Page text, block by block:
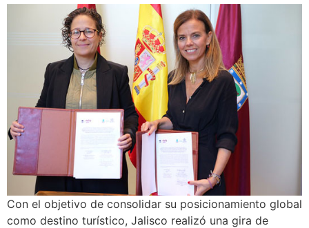
Con el objetivo de consolidar su posicionamiento global
como destino turístico, Jalisco realizó una gira de